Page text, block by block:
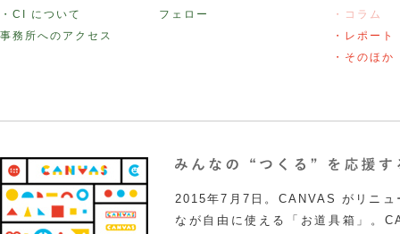
・CI について
事務所へのアクセス
フェロー
・コラム
・レポート
・そのほか
2015年7月7日。CANVAS がリニュ
なが自由に使える「お道具箱」。